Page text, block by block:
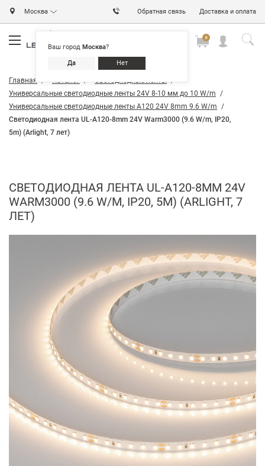
Москва
Ваш город Москва?
Да Нет
Обратная связь Доставка и оплата
0
Главная Каталог
Светодиодные ленты
Универсальные светодиодные ленты 24V 8-10 мм до 10 W/m
Универсальные светодиодные ленты A120 24V 8mm 9.6 W/m
Светодиодная лента UL-A120-8mm 24V Warm3000 (9.6 W/m, IP20,
5m) (Arlight, 7 лет)
СВЕТОДИОДНАЯ ЛЕНТА UL-A120-8MM 24V
WARM3000 (9.6 W/M, IP20, 5M) (ARLIGHT, 7
ЛЕТ)